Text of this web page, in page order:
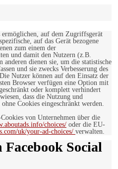
ermöglichen, auf dem Zugriffsgerät
auf das Gerät bezogene
zum einem der
und damit den Nutzern (z.B.
dienen sie, um die statistische
und sie zwecks Verbesserung des
Nutzer können auf den Einsatz der
Browser verfügen eine Option mit
oder komplett verhindert
dass die Nutzung und
Cookies eingeschränkt werden.
von Unternehmen über die
choices/ oder die EU-
uk/your-ad-choices/ verwalten.
Social